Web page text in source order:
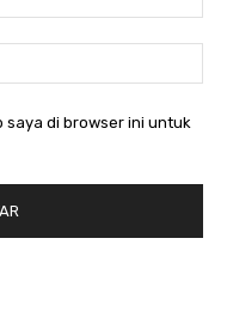
saya di browser ini untuk